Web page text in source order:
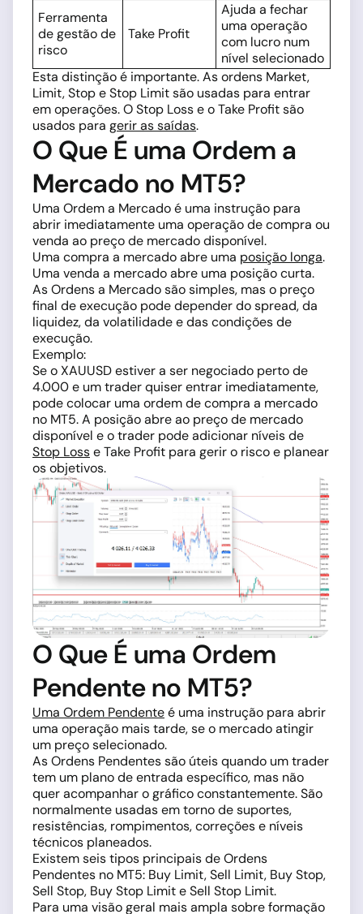
Ferramenta
de gestão de
risco
Take Profit
Ajuda a fechar
uma operação
com lucro num
nível selecionado
Esta distinção é importante. As ordens Market,
Limit, Stop e Stop Limit são usadas para entrar
em operações. O Stop Loss e o Take Profit são
usados para gerir as saídas.
O Que É uma Ordem a
Mercado no MT5?
Uma Ordem a Mercado é uma instrução para
abrir imediatamente uma operação de compra ou
venda ao preço de mercado disponível.
Uma compra a mercado abre uma posição longa.
Uma venda a mercado abre uma posição curta.
As Ordens a Mercado são simples, mas o preço
final de execução pode depender do spread, da
liquidez, da volatilidade e das condições de
execução.
Exemplo:
Se o XAUUSD estiver a ser negociado perto de
4.000 e um trader quiser entrar imediatamente,
pode colocar uma ordem de compra a mercado
no MT5. A posição abre ao preço de mercado
disponível e o trader pode adicionar níveis de
Stop Losse Take Profit para gerir o risco e planear
os objetivos.
O Que É uma Ordem
Pendente no MT5?
Uma Ordem Pendenteé uma instrução para abrir
uma operação mais tarde, se o mercado atingir
um preço selecionado.
As Ordens Pendentes são úteis quando um trader
tem um plano de entrada específico, mas não
quer acompanhar o gráfico constantemente. São
normalmente usadas em torno de suportes,
resistências, rompimentos, correções e níveis
técnicos planeados.
Existem seis tipos principais de Ordens
Pendentes no MT5: Buy Limit, Sell Limit, Buy Stop,
Sell Stop, Buy Stop Limit e Sell Stop Limit.
Para uma visão geral mais ampla sobre formação